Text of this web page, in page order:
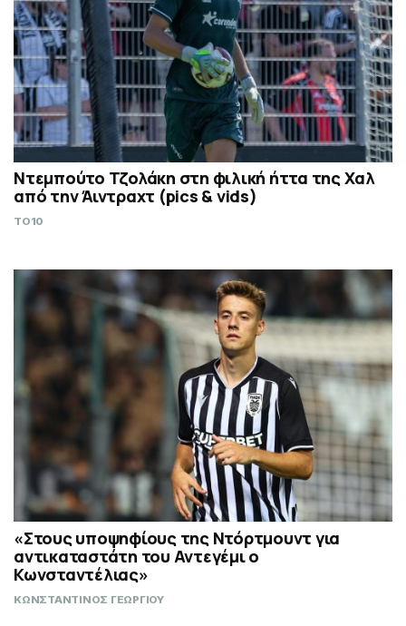
Ντεμπούτο Τζολάκη στη φιλική ήττα της Χαλ
από την Άιντραχτ (pics & vids)
TO10
«Στους υποψηφίους της Ντόρτμουντ για
αντικαταστάτη του Αντεγέμι ο
Κωνσταντέλιας»
ΚΩΝΣΤΑΝΤΙΝΟΣ ΓΕΩΡΓΙΟΥ